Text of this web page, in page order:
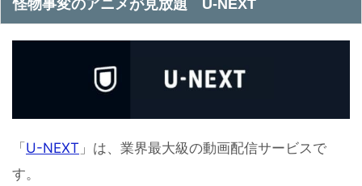
怪物事変のアニメが見放題 U-NEXT
「 U-NEXT 」は、業界最大級の動画配信サービスで
す。